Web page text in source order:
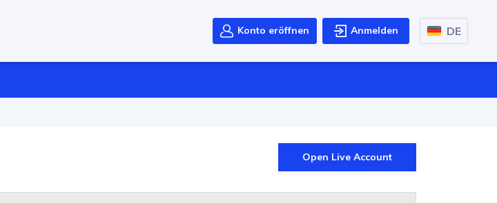
Konto eröffnen Anmelden DE
Open Live Account